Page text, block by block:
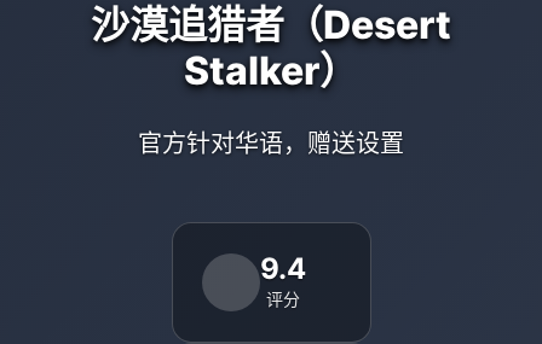
沙漠追猎者（Desert
Stalker）
官方针对华语，赠送设置
9.4
评分